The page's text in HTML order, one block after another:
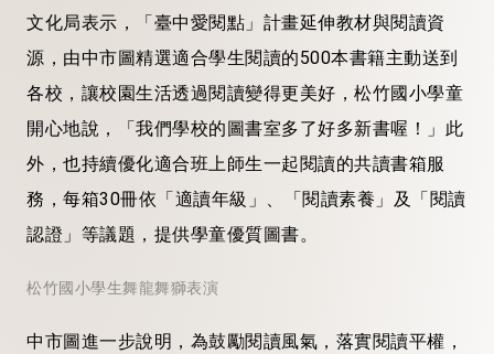
文化局表示，「臺中愛閱點」計畫延伸教材與閱讀資
源，由中市圖精選適合學生閱讀的500本書籍主動送到
各校，讓校園生活透過閱讀變得更美好，松竹國小學童
開心地說，「我們學校的圖書室多了好多新書喔！」此
外，也持續優化適合班上師生一起閱讀的共讀書箱服
務，每箱30冊依「適讀年級」、「閱讀素養」及「閱讀
認證」等議題，提供學童優質圖書。
松竹國小學生舞龍舞獅表演
中市圖進一步說明，為鼓勵閱讀風氣，落實閱讀平權，